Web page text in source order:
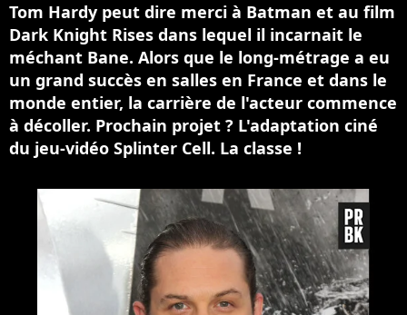
Tom Hardy peut dire merci à Batman et au film
Dark Knight Rises dans lequel il incarnait le
méchant Bane. Alors que le long-métrage a eu
un grand succès en salles en France et dans le
monde entier, la carrière de l'acteur commence
à décoller. Prochain projet ? L'adaptation ciné
du jeu-vidéo Splinter Cell. La classe !